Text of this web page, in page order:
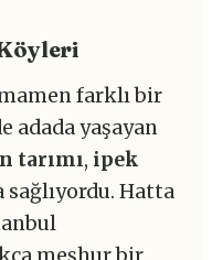
farklı bir
adada yaşayan
tarımı, ipek
sağlıyordu. Hatta